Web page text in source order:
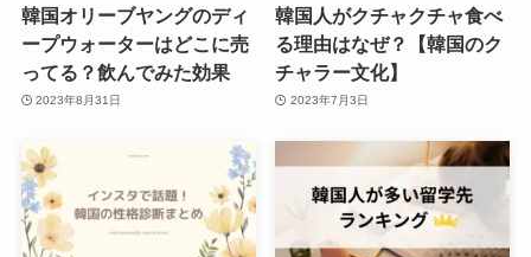
韓国オリーブヤングのディ
ープウォーターはどこに売
ってる？飲んでみた効果
2023年8月31日
韓国人がクチャクチャ食べ
る理由はなぜ？【韓国のク
チャラー文化】
2023年7月3日